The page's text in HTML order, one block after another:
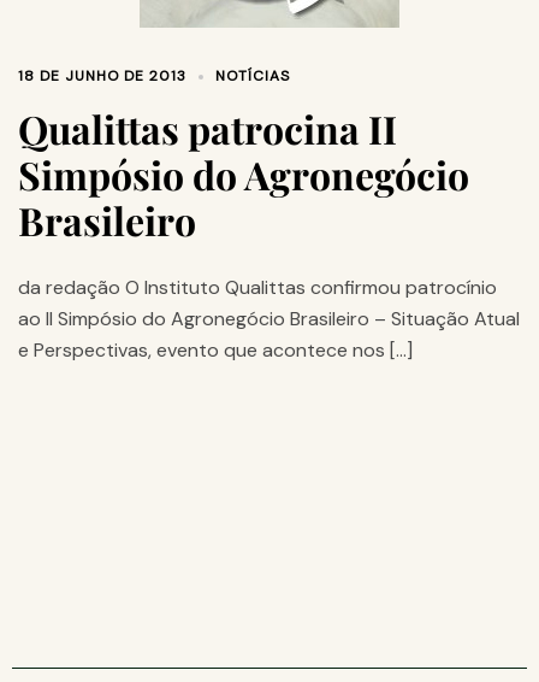
18 DE JUNHO DE 2013 NOTÍCIAS
Qualittas patrocina II
Simpósio do Agronegócio
Brasileiro
da redação O Instituto Qualittas confirmou patrocínio
ao II Simpósio do Agronegócio Brasileiro – Situação Atual
e Perspectivas, evento que acontece nos […]